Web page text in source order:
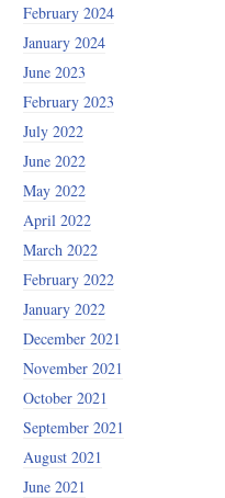
February 2024
January 2024
June 2023
February 2023
July 2022
June 2022
May 2022
April 2022
March 2022
February 2022
January 2022
December 2021
November 2021
October 2021
September 2021
August 2021
June 2021